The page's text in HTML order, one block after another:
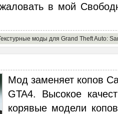
в мой
моды для Grand Theft Auto:
Мод заменяет копов
GTA4. Высокое
корявые модели